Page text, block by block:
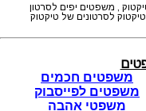
, משפטים יפים לסרטון
לסרטונים של טיקטוק
משפטים חכמים
משפטים לפייסבוק
משפטי אהבה